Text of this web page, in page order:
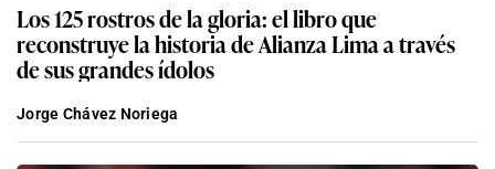
Los 125 rostros de la gloria: el libro que
reconstruye la historia de Alianza Lima a través
de sus grandes ídolos
Jorge Chávez Noriega